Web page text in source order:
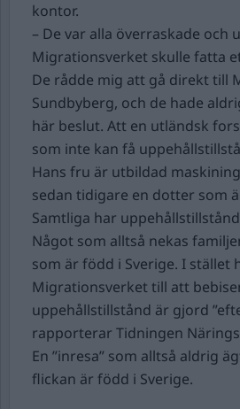
kontor.
– De var alla överraskade och
Migrationsverket skulle fatta
De rådde mig att gå direkt till
Sundbyberg, och de hade
här beslut. Att en utländsk
som inte kan få
Hans fru är utbildad
sedan tidigare en dotter som
Samtliga har
Något som alltså nekas
som är född i Sverige. I stället
Migrationsverket till att
uppehållstillstånd är gjord
rapporterar Tidningen
En ”inresa” som alltså aldrig
flickan är född i Sverige.